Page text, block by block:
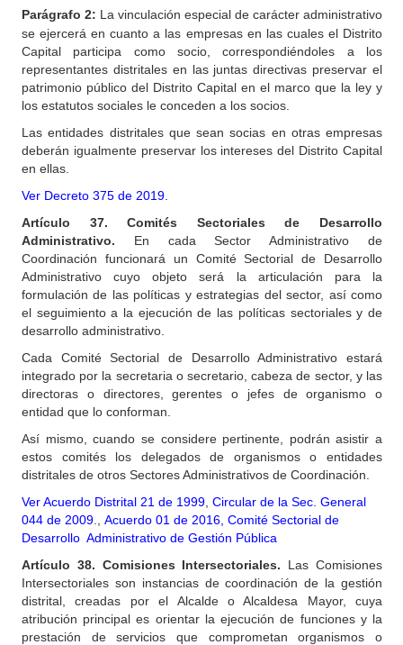
Parágrafo 2: La vinculación especial de carácter administrativo
se ejercerá en cuanto a las empresas en las cuales el Distrito
Capital participa como socio, correspondiéndoles a los
representantes distritales en las juntas directivas preservar el
patrimonio público del Distrito Capital en el marco que la ley y
los estatutos sociales le conceden a los socios.
Las entidades distritales que sean socias en otras empresas
deberán igualmente preservar los intereses del Distrito Capital
en ellas.
Ver Decreto 375 de 2019.
Artículo 37. Comités Sectoriales de Desarrollo
Administrativo. En cada Sector Administrativo de
Coordinación funcionará un Comité Sectorial de Desarrollo
Administrativo cuyo objeto será la articulación para la
formulación de las políticas y estrategias del sector, así como
el seguimiento a la ejecución de las políticas sectoriales y de
desarrollo administrativo.
Cada Comité Sectorial de Desarrollo Administrativo estará
integrado por la secretaria o secretario, cabeza de sector, y las
directoras o directores, gerentes o jefes de organismo o
entidad que lo conforman.
Así mismo, cuando se considere pertinente, podrán asistir a
estos comités los delegados de organismos o entidades
distritales de otros Sectores Administrativos de Coordinación.
Ver Acuerdo Distrital 21 de 1999 Circular de la Sec. General
044 de 2009
Acuerdo 01 de 2016, Comité Sectorial de
Desarrollo Administrativo de Gestión Pública
Artículo 38. Comisiones Intersectoriales. Las Comisiones
Intersectoriales son instancias de coordinación de la gestión
distrital, creadas por el Alcalde o Alcaldesa Mayor, cuya
atribución principal es orientar la ejecución de funciones y la
prestación de servicios que comprometan organismos o